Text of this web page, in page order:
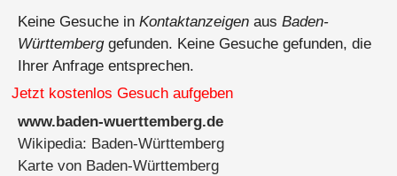
Keine Gesuche in Kontaktanzeigen aus Baden-
Württemberggefunden. Keine Gesuche gefunden, die
Ihrer Anfrage entsprechen.
Jetzt kostenlos Gesuch aufgeben
www.baden-wuerttemberg.de
Wikipedia: Baden-Württemberg
Karte von Baden-Württemberg